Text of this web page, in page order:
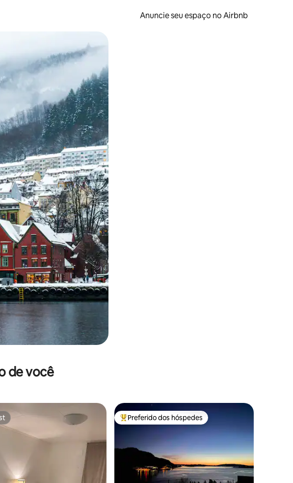
Anuncie seu espaço no Airbnb
teclado ou tocando e deslizando o dedo na tela.
de você
Entre os melhores preferidos dos hóspedes
Preferido dos hóspedes